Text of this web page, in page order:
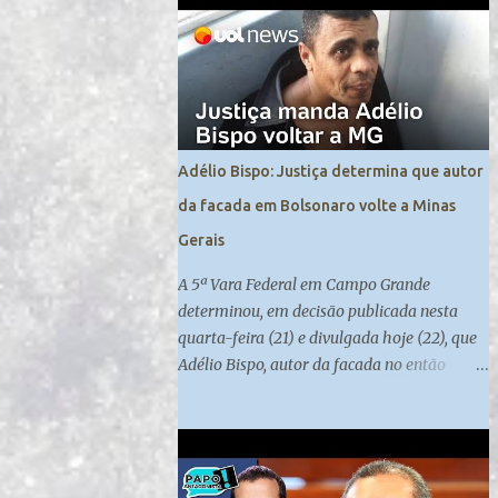
contra a manutenção da ordem pública. Os ...
Adélio Bispo: Justiça determina que autor
da facada em Bolsonaro volte a Minas
Gerais
A 5ª Vara Federal em Campo Grande
determinou, em decisão publicada nesta
quarta-feira (21) e divulgada hoje (22), que
Adélio Bispo, autor da facada no então
cumpre medida de segurança no presídio